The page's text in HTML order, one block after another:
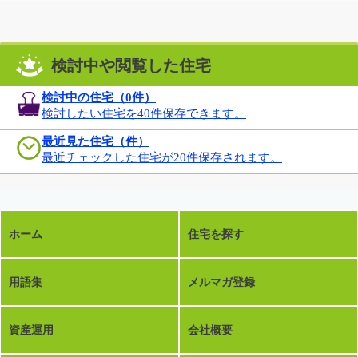
検討中や閲覧した住宅
検討中の住宅（0件）
検討したい住宅を40件保存できます。
最近見た住宅（件）
最近チェックした住宅が20件保存されます。
ホーム 住宅を探す
用語集 メルマガ登録
資産運用 会社概要